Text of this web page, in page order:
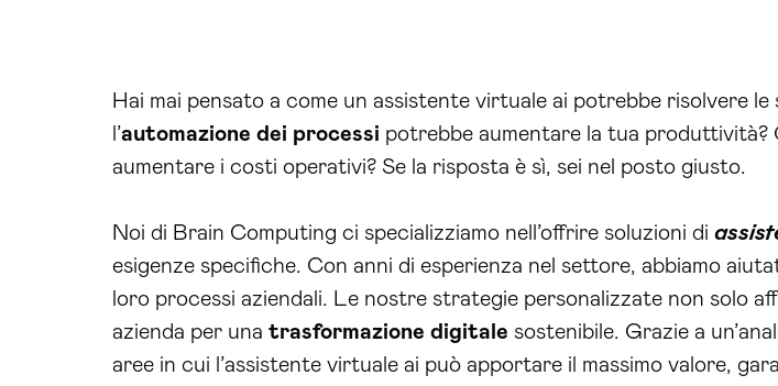
Hai mai pensato a come un assistente virtuale ai potrebbe risolvere
l’automazione dei processi potrebbe aumentare la tua produttività?
aumentare i costi operativi? Se la risposta è sì, sei nel posto giusto.
Noi di Brain Computing ci specializziamo nell’offrire soluzioni di
esigenze specifiche. Con anni di esperienza nel settore, abbiamo
loro processi aziendali. Le nostre strategie personalizzate non solo
azienda per una trasformazione digitale sostenibile. Grazie a
aree in cui l’assistente virtuale ai può apportare il massimo valore,